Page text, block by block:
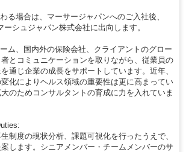
る場合は、マーサージャパンへのご入社後、
ーシュジャパン株式会社に出向します。
ム、国内外の保険会社、クライアントのグロー
とコミュニケーションを取りながら、従業員の
通じ企業の成長をサポートしています。近年、
化によりヘルス領域の重要性は更に高まってい
のためコンサルタントの育成に力を入れていま
制度の現状分析、課題可視化を行ったうえで、
します。シニアメンバー・チームメンバーのサ